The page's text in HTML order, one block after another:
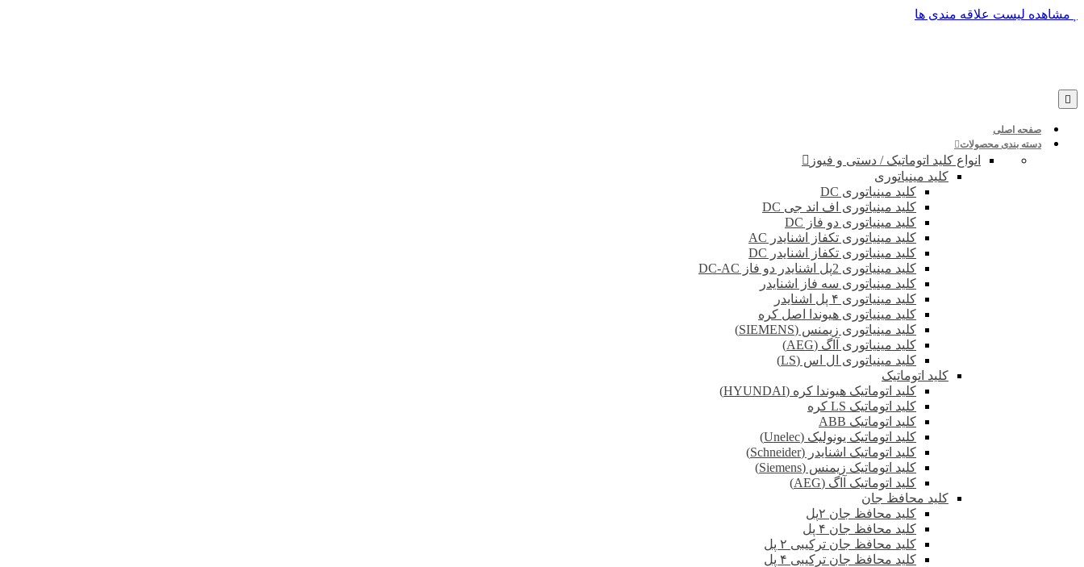
پرش
مشاهده لیست علاقه مندی ها
صفحه اصلی
دسته بندی محصولات
انواع کلید اتوماتیک / دستی و فیوز
کلید مینیاتوری
کلید مینیاتوری DC
کلید مینیاتوری اف اند جی DC
کلید مینیاتوری دو فاز DC
کلید مینیاتوری تکفاز اشنایدر AC
کلید مینیاتوری تکفاز اشنایدر DC
کلید مینیاتوری 2پل اشنایدر دو فاز DC-AC
کلید مینیاتوری سه فاز اشنایدر
کلید مینیاتوری ۴ پل اشنایدر
کلید مینیاتوری هیوندا اصل کره
کلید مینیاتوری زیمنس (SIEMENS)
کلید مینیاتوری آاگ (AEG)
کلید مینیاتوری ال اس (LS)
کلید اتوماتیک
کلید اتوماتیک هیوندا کره (HYUNDAI)
کلید اتوماتیک LS کره
کلید اتوماتیک ABB
کلید اتوماتیک یونولیک (Unelec)
کلید اتوماتیک اشنایدر (Schneider)
کلید اتوماتیک زیمنس (Siemens)
کلید اتوماتیک آاگ (AEG)
کلید محافظ جان
کلید محافظ جان ۲پل
کلید محافظ جان ۴ پل
کلید محافظ جان ترکیبی ۲ پل
کلید محافظ جان ترکیبی ۴ پل